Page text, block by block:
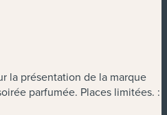
la présentation de la marque
parfumée. Places limitées. :